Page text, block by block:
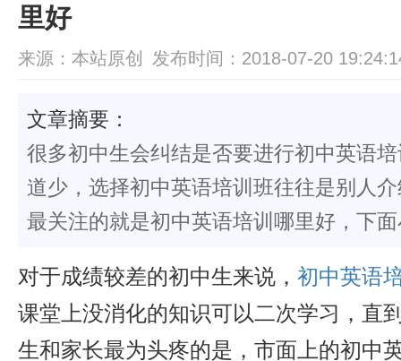
里好
来源：本站原创 发布时间：2018-07-20
文章摘要：
很多初中生会纠结是否要进行初中英语
道少，选择初中英语培训班往往是别人
最关注的就是初中英语培训哪里好，下
对于成绩较差的初中生来说， 初中英语
课堂上没消化的知识可以二次学习，直
生和家长最为头疼的是，市面上的初中